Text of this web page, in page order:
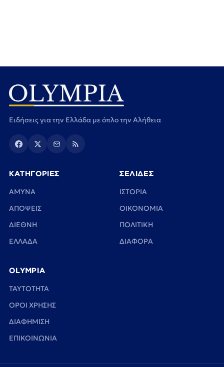
Ειδήσεις για την Ελλάδα με όπλο την Αλήθεια
ΚΑΤΗΓΟΡΙΕΣ
ΑΜΥΝΑ
ΑΠΟΨΕΙΣ
ΔΙΕΘΝΗ
ΕΛΛΑΔΑ
ΣΕΛΙΔΕΣ
ΙΣΤΟΡΙΑ
ΟΙΚΟΝΟΜΙΑ
ΠΟΛΙΤΙΚΗ
ΔΙΑΦΟΡΑ
OLYMPIA
TAYTOTHTA
ΟΡΟΙ ΧΡΗΣΗΣ
ΔΙΑΦΗΜΙΣΗ
ΕΠΙΚΟΙΝΩΝΙΑ